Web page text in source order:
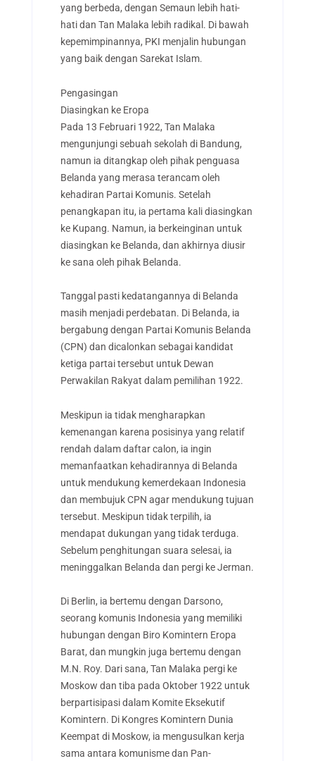
yang berbeda, dengan Semaun lebih hati-
hati dan Tan Malaka lebih radikal. Di bawah
kepemimpinannya, PKI menjalin hubungan
yang baik dengan Sarekat Islam.
Pengasingan
Diasingkan ke Eropa
Pada 13 Februari 1922, Tan Malaka
mengunjungi sebuah sekolah di Bandung,
namun ia ditangkap oleh pihak penguasa
Belanda yang merasa terancam oleh
kehadiran Partai Komunis. Setelah
penangkapan itu, ia pertama kali diasingkan
ke Kupang. Namun, ia berkeinginan untuk
diasingkan ke Belanda, dan akhirnya diusir
ke sana oleh pihak Belanda.
Tanggal pasti kedatangannya di Belanda
masih menjadi perdebatan. Di Belanda, ia
bergabung dengan Partai Komunis Belanda
(CPN) dan dicalonkan sebagai kandidat
ketiga partai tersebut untuk Dewan
Perwakilan Rakyat dalam pemilihan 1922.
Meskipun ia tidak mengharapkan
kemenangan karena posisinya yang relatif
rendah dalam daftar calon, ia ingin
memanfaatkan kehadirannya di Belanda
untuk mendukung kemerdekaan Indonesia
dan membujuk CPN agar mendukung tujuan
tersebut. Meskipun tidak terpilih, ia
mendapat dukungan yang tidak terduga.
Sebelum penghitungan suara selesai, ia
meninggalkan Belanda dan pergi ke Jerman.
Di Berlin, ia bertemu dengan Darsono,
seorang komunis Indonesia yang memiliki
hubungan dengan Biro Komintern Eropa
Barat, dan mungkin juga bertemu dengan
M.N. Roy. Dari sana, Tan Malaka pergi ke
Moskow dan tiba pada Oktober 1922 untuk
berpartisipasi dalam Komite Eksekutif
Komintern. Di Kongres Komintern Dunia
Keempat di Moskow, ia mengusulkan kerja
sama antara komunisme dan Pan-